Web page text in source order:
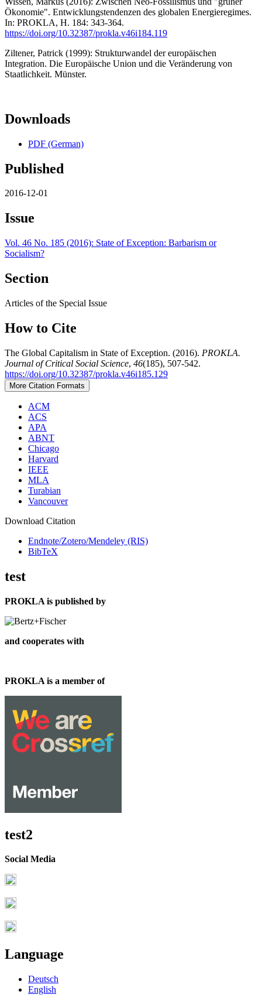
Ökonomie". Entwicklungstendenzen des globalen Energieregimes.
In: PROKLA, H. 184: 343-364.
https://doi.org/10.32387/prokla.v46i184.119
Ziltener, Patrick (1999): Strukturwandel der europäischen
Integration. Die Europäische Union und die Veränderung von
Staatlichkeit. Münster.
Downloads
PDF (German)
Published
2016-12-01
Issue
Vol. 46 No. 185 (2016): State of Exception: Barbarism or
Socialism?
Section
Articles of the Special Issue
How to Cite
The Global Capitalism in State of Exception. (2016). PROKLA.
Journal of Critical Social Science, 46(185), 507-542.
https://doi.org/10.32387/prokla.v46i185.129
More Citation Formats
ACM
ACS
APA
ABNT
Chicago
Harvard
IEEE
MLA
Turabian
Vancouver
Download Citation
Endnote/Zotero/Mendeley (RIS)
BibTeX
test
PROKLA is published by
and cooperates with
PROKLA is a member of
test2
Social Media
Language
Deutsch
English